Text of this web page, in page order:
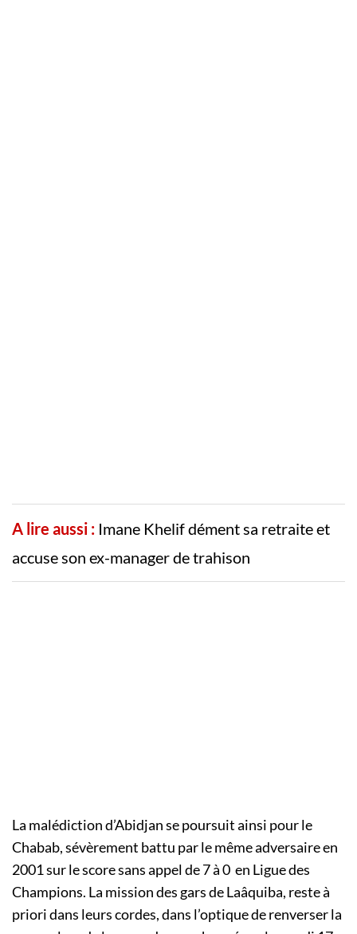
A lire aussi : Imane Khelif dément sa retraite et
accuse son ex-manager de trahison
La malédiction d’Abidjan se poursuit ainsi pour le
Chabab, sévèrement battu par le même adversaire en
2001 sur le score sans appel de 7 à 0 en Ligue des
Champions. La mission des gars de Laâquiba, reste à
priori dans leurs cordes, dans l’optique de renverser la